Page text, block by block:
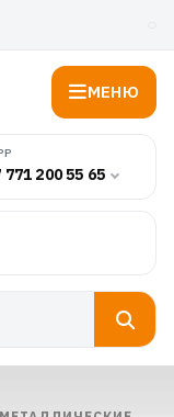
МЕНЮ
771 200 55 65